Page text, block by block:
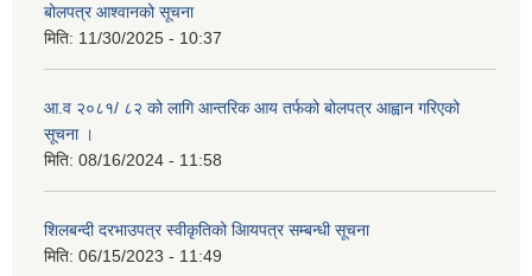
बोलपत्र आश्वानको सूचना
मिति: 11/30/2025 - 10:37
आ.व २०८१/ ८२ को लागि आन्तरिक आय तर्फको बोलपत्र आह्वान गरिएको
सूचना ।
मिति: 08/16/2024 - 11:58
शिलबन्दी दरभाउपत्र स्वीकृतिको आियपत्र सम्बन्धी सूचना
मिति: 06/15/2023 - 11:49